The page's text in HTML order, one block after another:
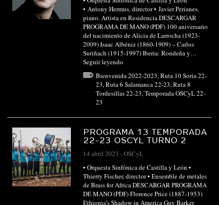
• Antony Hermus, director • Javier Perianes,
piano. Artista en Residencia DESCARGAR
PROGRAMA DE MANO (PDF) 100 aniversario
del nacimiento de Alicia de Larrocha (1923-
2009) Isaac Albéniz (1860-1909) – Carlos
Suriñach (1915-1997) Iberia: Rondeña y…
Seguir leyendo
Bienvenida 2022-2023,Ruta 10 Soria 22-
23,Ruta 6 Salamanca 22-23,Ruta 8
Tordesillas 22-23,Temporada OSCyL 22-
23
PROGRAMA 13 TEMPORADA
22-23 OSCYL TURNO 2
14 abril 2023 -OSCyL
• Orquesta Sinfónica de Castilla y León •
Thierry Fischer, director • Ensemble de metales
de Brass for Africa DESCARGAR PROGRAMA
DE MANO (PDF) Florence Price (1887-1953)
Ethiopia’s Shadow in America Guy Barker